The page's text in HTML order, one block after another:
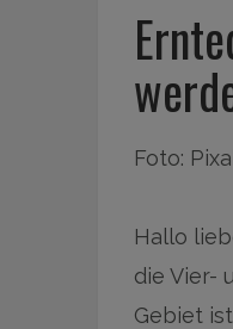
Foto:
Hallo
die Vier-
Gebiet